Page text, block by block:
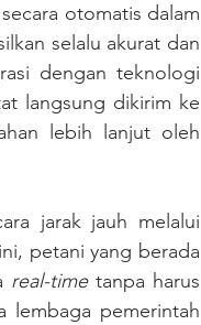
langsung dikirim ke
lebih lanjut oleh
petani yang berada
real-time tanpa harus
lembaga pemerintah